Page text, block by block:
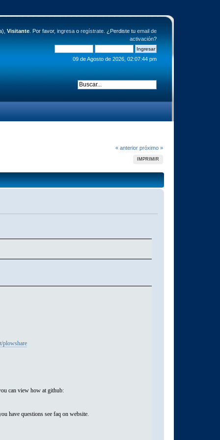
Visitante. Por favor, ingresao regístrate. ¿Perdiste tu email de
activación?
09 de Agosto de 2026, 02:07:44 pm
« anterior próximo »
IMPRIMIR
plowshare
can view how at github:
have questions see faq on website.